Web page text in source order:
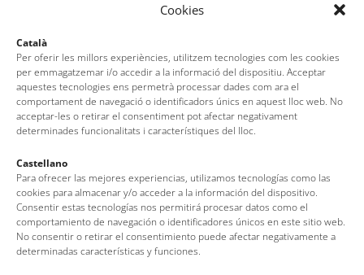
Cookies
Català
Per oferir les millors experiències, utilitzem tecnologies com les cookies
per emmagatzemar i/o accedir a la informació del dispositiu. Acceptar
aquestes tecnologies ens permetrà processar dades com ara el
comportament de navegació o identificadors únics en aquest lloc web. No
acceptar-les o retirar el consentiment pot afectar negativament
determinades funcionalitats i característiques del lloc.
Castellano
Para ofrecer las mejores experiencias, utilizamos tecnologías como las
cookies para almacenar y/o acceder a la información del dispositivo.
Consentir estas tecnologías nos permitirá procesar datos como el
comportamiento de navegación o identificadores únicos en este sitio web.
No consentir o retirar el consentimiento puede afectar negativamente a
determinadas características y funciones.
Oficina de Turismo de Tossa de Mar
Av. del Pelegrí, 25 – Edificio La Nau · 17320 – Tossa de Mar
(Girona – Costa Brava)
Tel: + 00 34 972 340 108 · Mail: info@visittossa.com
Política de cookies